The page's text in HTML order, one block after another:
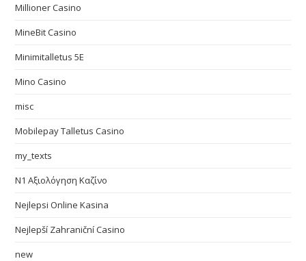
Millioner Casino
MineBit Casino
Minimitalletus 5E
Mino Casino
misc
Mobilepay Talletus Casino
my_texts
N1 Αξιολόγηση Καζίνο
Nejlepsi Online Kasina
Nejlepší Zahraniční Casino
new